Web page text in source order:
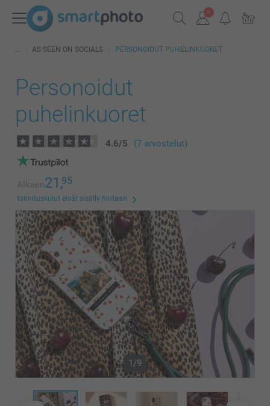
AS SEEN ON SOCIALS PERSONOIDUT PUHELINKUORET
Personoidut
puhelinkuoret
4.6/5 (7 arvostelut)
Alkaen21,95
toimituskulut eivät sisälly hintaan
1/9